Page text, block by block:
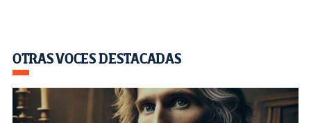
OTRAS VOCES DESTACADAS